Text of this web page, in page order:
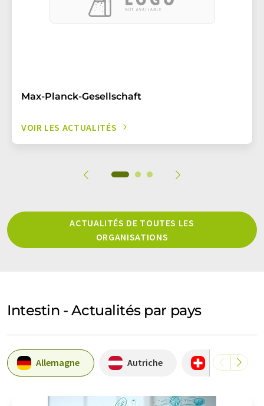
Max-Planck-Gesellschaft
VOIR LES ACTUALITÉS
ACTUALITÉS DE TOUTES LES
ORGANISATIONS
Intestin - Actualités par pays
Allemagne Autriche Suisse